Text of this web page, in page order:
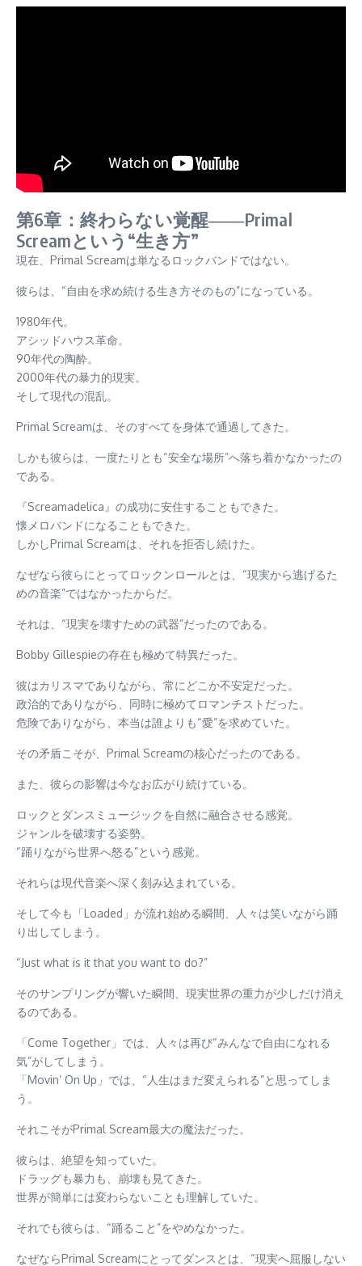
第6章：終わらない覚醒――Primal
Screamという“生き方”
現在、Primal Screamは単なるロックバンドではない。
彼らは、“自由を求め続ける生き方そのもの”になっている。
1980年代。
アシッドハウス革命。
90年代の陶酔。
2000年代の暴力的現実。
そして現代の混乱。
Primal Screamは、そのすべてを身体で通過してきた。
しかも彼らは、一度たりとも“安全な場所”へ落ち着かなかったの
である。
『Screamadelica』の成功に安住することもできた。
懐メロバンドになることもできた。
しかしPrimal Screamは、それを拒否し続けた。
なぜなら彼らにとってロックンロールとは、“現実から逃げるた
めの音楽”ではなかったからだ。
それは、“現実を壊すための武器”だったのである。
Bobby Gillespieの存在も極めて特異だった。
彼はカリスマでありながら、常にどこか不安定だった。
政治的でありながら、同時に極めてロマンチストだった。
危険でありながら、本当は誰よりも“愛”を求めていた。
その矛盾こそが、Primal Screamの核心だったのである。
また、彼らの影響は今なお広がり続けている。
ロックとダンスミュージックを自然に融合させる感覚。
ジャンルを破壊する姿勢。
“踊りながら世界へ怒る”という感覚。
それらは現代音楽へ深く刻み込まれている。
そして今も「Loaded」が流れ始める瞬間、人々は笑いながら踊
り出してしまう。
“Just what is it that you want to do?”
そのサンプリングが響いた瞬間、現実世界の重力が少しだけ消え
るのである。
「Come Together」では、人々は再び“みんなで自由になれる
気”がしてしまう。
「Movin’ On Up」では、“人生はまだ変えられる”と思ってしま
う。
それこそがPrimal Scream最大の魔法だった。
彼らは、絶望を知っていた。
ドラッグも暴力も、崩壊も見てきた。
世界が簡単には変わらないことも理解していた。
それでも彼らは、“踊ること”をやめなかった。
なぜならPrimal Screamにとってダンスとは、“現実へ屈服しない